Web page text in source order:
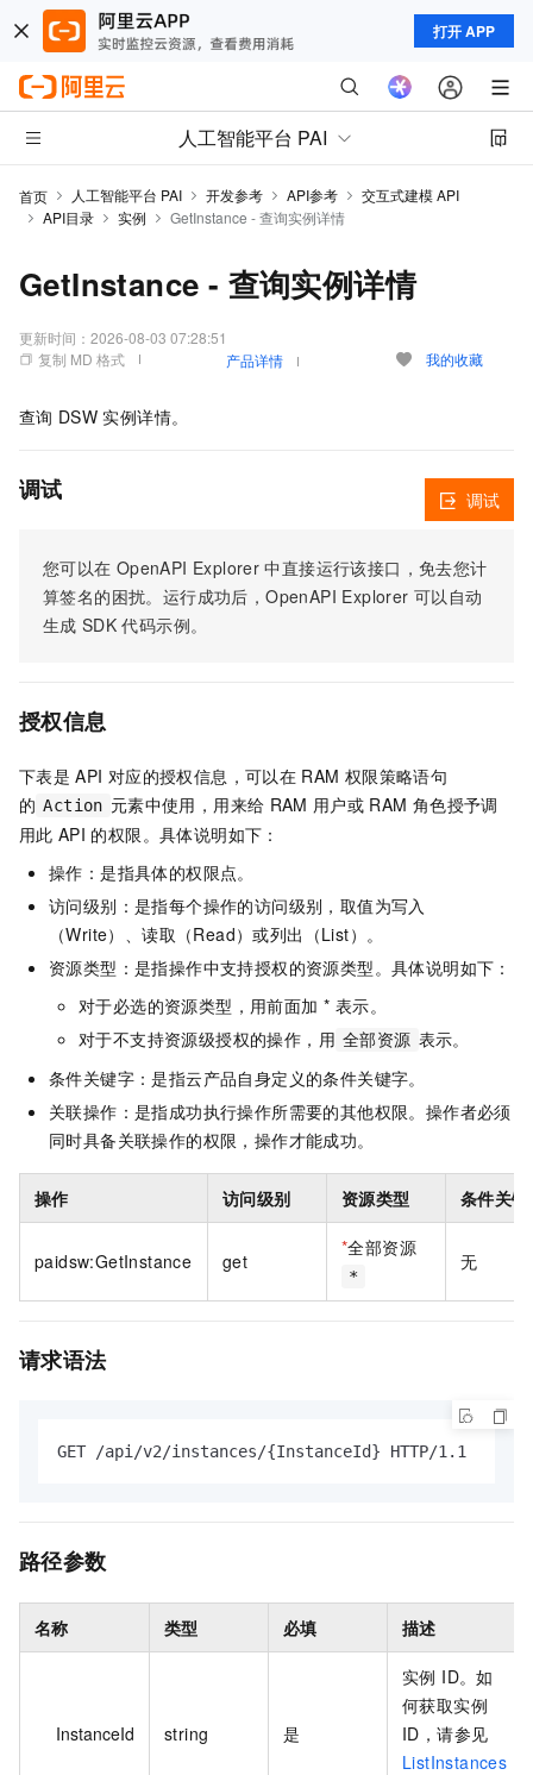
打开 APP
人工智能平台 PAI
首页 人工智能平台 PAI 开发参考 API参考
交互式建模 API
API目录
实例 GetInstance - 查询实例详情
GetInstance - 查询实例详情
更新时间： 2026-08-03 07:28:51
复制 MD 格式
产品详情 我的收藏
查询 DSW 实例详情。
调试
您可以在 OpenAPI Explorer 中直接运行该接口，免去您计
算签名的困扰。运行成功后，OpenAPI Explorer 可以自动
生成 SDK 代码示例。
调试
授权信息
下表是 API 对应的授权信息，可以在 RAM 权限策略语句
的 Action 元素中使用，用来给 RAM 用户或 RAM 角色授予调
用此 API 的权限。具体说明如下：
操作：是指具体的权限点。
访问级别：是指每个操作的访问级别，取值为写入
（Write）、读取（Read）或列出（List）。
资源类型：是指操作中支持授权的资源类型。具体说明如下：
对于必选的资源类型，用前面加 * 表示。
对于不支持资源级授权的操作，用 全部资源 表示。
条件关键字：是指云产品自身定义的条件关键字。
关联操作：是指成功执行操作所需要的其他权限。操作者必须
同时具备关联操作的权限，操作才能成功。
操作 访问级别 资源类型 条件关键
paidsw:GetInstance get
*全部资源
*
无
请求语法
GET /api/v2/instances/{InstanceId} HTTP/1.1
路径参数
名称 类型 必填 描述
InstanceId string 是
实例 ID。如
何获取实例
ID，请参见
ListInstances